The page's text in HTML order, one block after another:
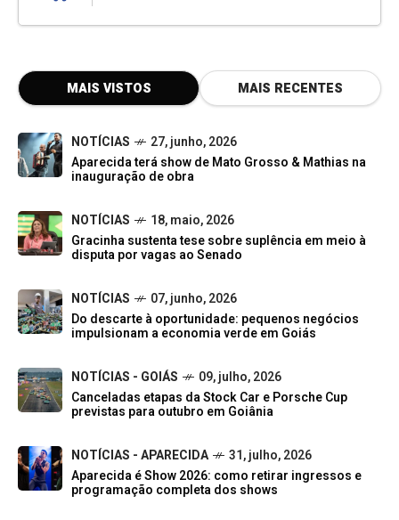
MAIS VISTOS MAIS RECENTES
NOTÍCIAS
27, junho, 2026
Aparecida terá show de Mato Grosso & Mathias na
inauguração de obra
NOTÍCIAS
18, maio, 2026
Gracinha sustenta tese sobre suplência em meio à
disputa por vagas ao Senado
NOTÍCIAS
07, junho, 2026
Do descarte à oportunidade: pequenos negócios
impulsionam a economia verde em Goiás
NOTÍCIAS - GOIÁS
09, julho, 2026
Canceladas etapas da Stock Car e Porsche Cup
previstas para outubro em Goiânia
NOTÍCIAS - APARECIDA
31, julho, 2026
Aparecida é Show 2026: como retirar ingressos e
programação completa dos shows